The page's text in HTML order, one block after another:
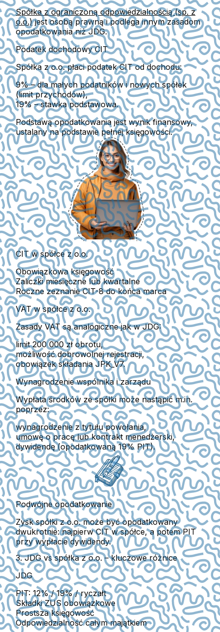
Spółka z ograniczoną odpowiedzialnością (sp. z
o.o.)jest osobą prawną i podlega innym zasadom
opodatkowania niż JDG.
Podatek dochodowy CIT
Spółka z o.o. płacipodatek CITod dochodu:
9%– dla małych podatników i nowych spółek
(limit przychodów),
19%– stawka podstawowa.
Podstawą opodatkowania jest wynik finansowy,
ustalany na podstawie pełnej księgowości.
CIT w spółce z o.o.
Obowiązkowa księgowość
Zaliczki miesięczne lub kwartalne
Roczne zeznanieCIT-8do końca marca
VAT w spółce z o.o.
Zasady VAT są analogiczne jak w JDG:
limit 200 000 zł obrotu,
możliwość dobrowolnej rejestracji,
obowiązek składania JPK_V7.
Wynagrodzenie wspólnika i zarządu
Wypłata środków ze spółki może nastąpić m.in.
poprzez:
wynagrodzenie z tytułu powołania,
umowę o pracę lub kontrakt menedżerski,
dywidendę(opodatkowaną 19% PIT).
Podwójne opodatkowanie
Zysk spółki z o.o. może być opodatkowany
dwukrotnie: najpierw CIT w spółce, a potem PIT
przy wypłacie dywidendy.
3. JDG vs spółka z o.o. – kluczowe różnice
JDG
PIT: 12% / 19% / ryczałt
Składki ZUS obowiązkowe
Prostsza księgowość
Odpowiedzialność całym majątkiem